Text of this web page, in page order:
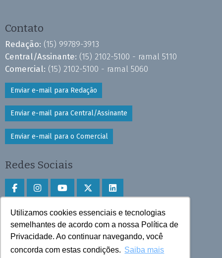
Utilizamos cookies essenciais e tecnologias
semelhantes de acordo com a nossa Política de
Privacidade. Ao continuar navegando, você
concorda com estas condições. Saiba mais
Contato
Redação: (15) 99789-3913
Central/Assinante: (15) 2102-5100 - ramal 5110
Comercial: (15) 2102-5100 - ramal 5060
Enviar e-mail para Redação
Enviar e-mail para Central/Assinante
Enviar e-mail para o Comercial
Redes Sociais
Faça download do aplicativo
Play Store e App Store